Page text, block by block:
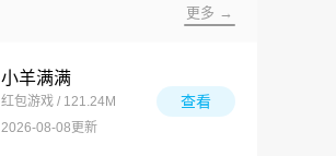
更多 →
小羊满满
红包游戏 / 121.24M
2026-08-08更新
查看